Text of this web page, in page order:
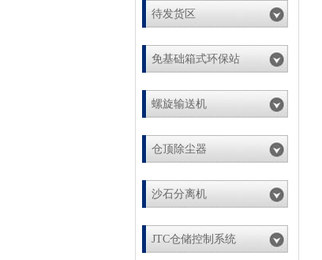
待发货区
免基础箱式环保站
螺旋输送机
仓顶除尘器
沙石分离机
JTC仓储控制系统